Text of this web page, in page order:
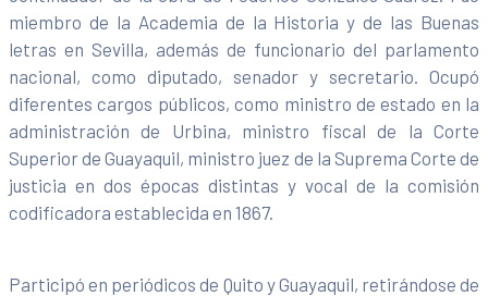
miembro de la Academia de la Historia y de las Buenas
letras en Sevilla, además de funcionario del parlamento
nacional, como diputado, senador y secretario. Ocupó
diferentes cargos públicos, como ministro de estado en la
administración de Urbina, ministro fiscal de la Corte
Superior de Guayaquil, ministro juez de la Suprema Corte de
justicia en dos épocas distintas y vocal de la comisión
codificadora establecida en 1867.
Participó en periódicos de Quito y Guayaquil, retirándose de